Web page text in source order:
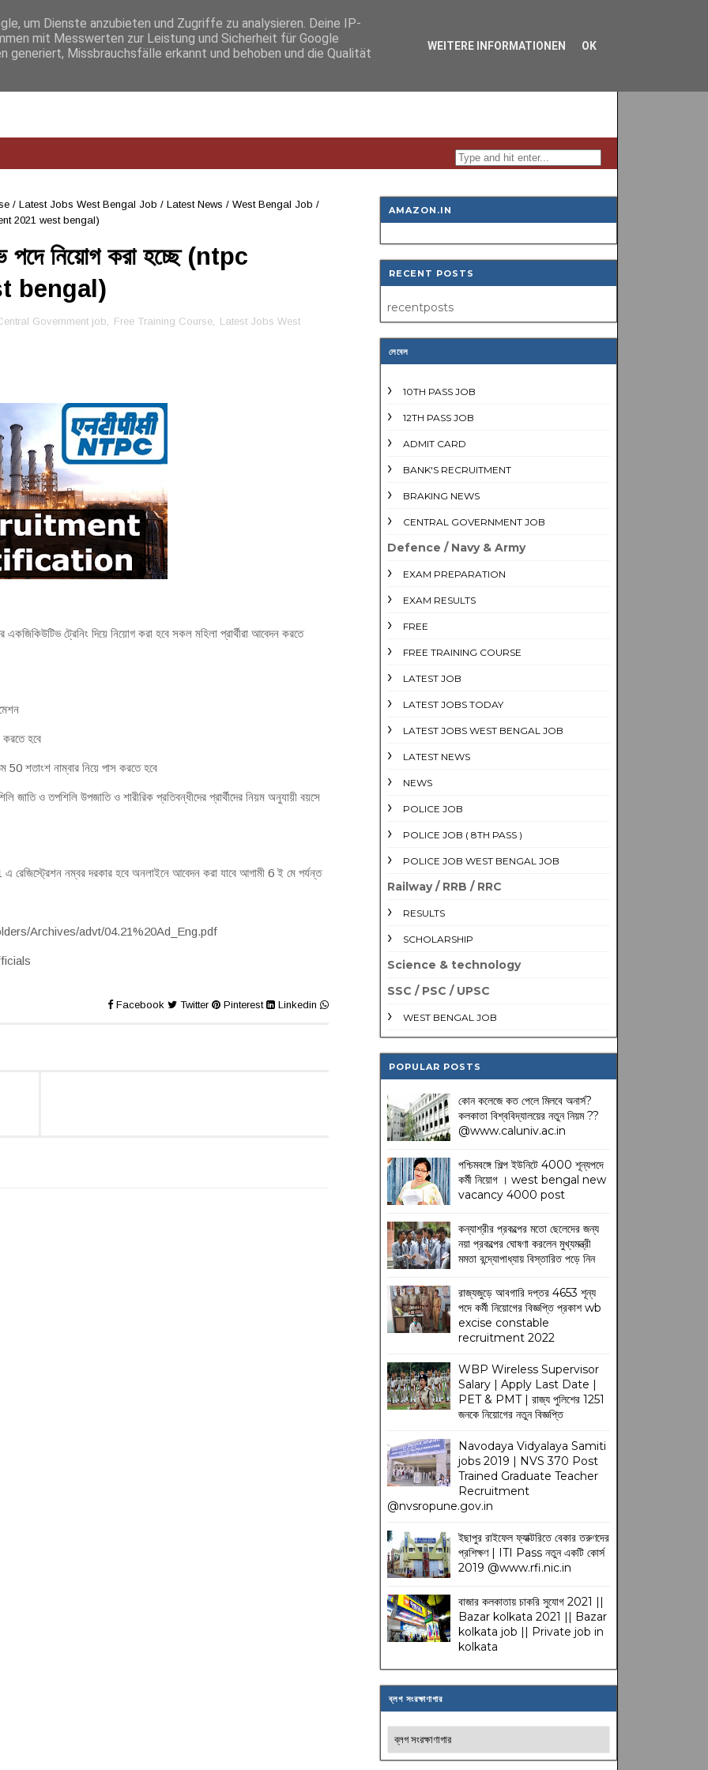
/ Latest Jobs West Bengal Job / Latest News / West Bengal Job /
2021 west bengal)
পদে নিয়োগ করা হচ্ছে (ntpc
bengal)
Government job, Free Training Course, Latest Jobs West
একজিকিউটিভ ট্রেনিং দিয়ে নিয়োগ করা হবে সকল মহিলা প্রার্থীরা আবেদন করতে
করতে হবে
50 শতাংশ নাম্বার নিয়ে পাস করতে হবে
ও তপশিলি উপজাতি ও শারীরিক প্রতিবন্ধীদের প্রার্থীদের নিয়ম অনুযায়ী বয়সে
নম্বর দরকার হবে অনলাইনে আবেদন করা যাবে আগামী 6 ই মে পর্যন্ত
Archives/advt/04.21%20Ad_Eng.pdf
Facebook Twitter Pinterest Linkedin
AMAZON.IN
RECENT POSTS
recentposts
লেবেল
10TH PASS JOB
12TH PASS JOB
ADMIT CARD
BANK'S RECRUITMENT
BRAKING NEWS
CENTRAL GOVERNMENT JOB
Defence / Navy & Army
EXAM PREPARATION
EXAM RESULTS
FREE
FREE TRAINING COURSE
LATEST JOB
LATEST JOBS TODAY
LATEST JOBS WEST BENGAL JOB
LATEST NEWS
NEWS
POLICE JOB
POLICE JOB ( 8TH PASS )
POLICE JOB WEST BENGAL JOB
Railway / RRB / RRC
RESULTS
SCHOLARSHIP
Science & technology
SSC / PSC / UPSC
WEST BENGAL JOB
POPULAR POSTS
কোন কলেজে কত পেলে মিলবে অনার্স?
কলকাতা বিশ্ববিদ্যালয়ের নতুন নিয়ম??
@www.caluniv.ac.in
পশ্চিমবঙ্গে শিল্প ইউনিটে 4000 শূন্যপদে
কর্মী নিয়োগ । west bengal new
vacancy 4000 post
কন্যাশ্রীর প্রকল্পের মতো ছেলেদের জন্য
নয়া প্রকল্পের ঘোষণা করলেন মুখ্যমন্ত্রী
মমতা বন্দ্যোপাধ্যায় বিস্তারিত পড়ে নিন
রাজ্যজুড়ে আবগারি দপ্তর 4653 শূন্য
পদে কর্মী নিয়োগের বিজ্ঞপ্তি প্রকাশ wb
excise constable
recruitment 2022
WBP Wireless Supervisor
Salary | Apply Last Date |
PET & PMT | রাজ্য পুলিশের 1251
জনকে নিয়োগের নতুন বিজ্ঞপ্তি
Navodaya Vidyalaya Samiti
jobs 2019 | NVS 370 Post
Trained Graduate Teacher
Recruitment
@nvsropune.gov.in
ইছাপুর রাইফেল ফ্যাক্টরিতে বেকার তরুণদের
প্রশিক্ষণ | ITI Pass নতুন একটি কোর্স
2019 @www.rfi.nic.in
বাজার কলকাতায় চাকরি সুযোগ 2021 ||
Bazar kolkata 2021 || Bazar
kolkata job || Private job in
kolkata
ব্লগ সংরক্ষাণাগার
um Dienste anzubieten und Zugriffe zu analysieren. Deine IP-
mit Messwerten zur Leistung und Sicherheit für Google
generiert, Missbrauchsfälle erkannt und behoben und die Qualität
WEITERE INFORMATIONEN OK